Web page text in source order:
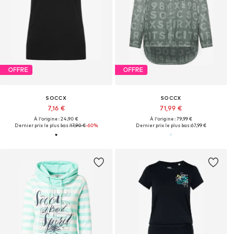
OFFRE
SOCCX
7,16 €
À l'origine : 24,90 €
Dernier prix le plus bas :17,90 €-60%
OFFRE
SOCCX
71,99 €
À l'origine : 79,99 €
Dernier prix le plus bas :67,99 €